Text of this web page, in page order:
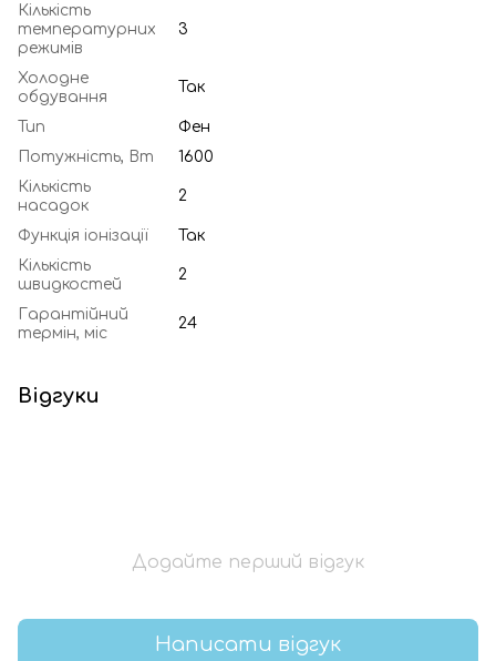
Кількість
температурних
режимів
3
Холодне
обдування
Так
Тип
Фен
Потужність, Вт
1600
Кількість
насадок
2
Функція іонізації
Так
Кількість
швидкостей
2
Гарантійний
термін, міс
24
Відгуки
Додайте перший відгук
Написати відгук